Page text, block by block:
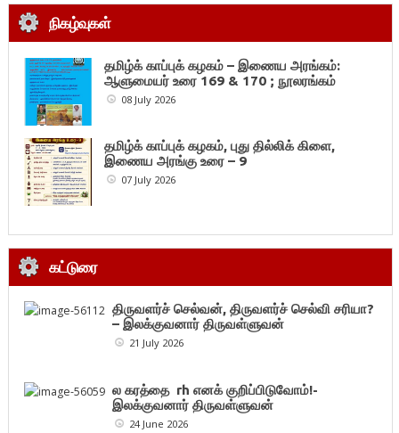
நிகழ்வுகள்
தமிழ்க் காப்புக் கழகம் – இணைய அரங்கம்:
ஆளுமையர் உரை 169 & 170 ; நூலரங்கம்
08 July 2026
தமிழ்க் காப்புக் கழகம், புது தில்லிக் கிளை,
இணைய அரங்கு உரை – 9
07 July 2026
கட்டுரை
திருவளர்ச் செல்வன், திருவளர்ச் செல்வி சரியா?
– இலக்குவனார் திருவள்ளுவன்
21 July 2026
ல கரத்தை rh எனக் குறிப்பிடுவோம்!-
இலக்குவனார் திருவள்ளுவன்
24 June 2026